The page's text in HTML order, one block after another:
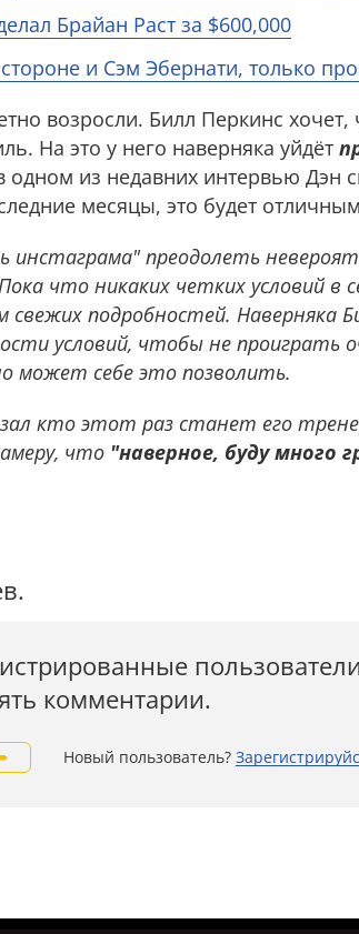
Брайан Раст за $600,000
и Сэм Эбернати, только
возросли. Билл Перкинс
На это у него наверняка уйдёт
одном из недавних интервью Дэн
месяцы, это будет
инстаграма" преодолеть
что никаких четких условий
подробностей. Наверняка
условий, чтобы не проиграть
может себе это позволить.
кто этот раз станет его
что "наверное, буду много
пользователи
комментарии.
Новый пользователь?